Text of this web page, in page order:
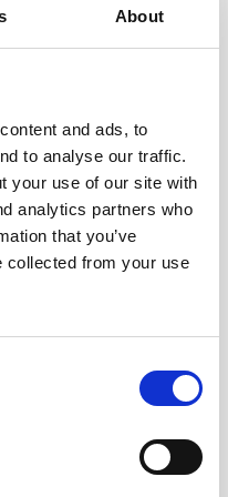
About
and ads, to
to analyse our traffic.
your use of our site with
analytics partners who
that you’ve
collected from your use